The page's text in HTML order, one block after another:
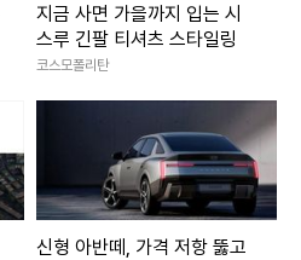
지금 사면 가을까지 입는 시
스루 긴팔 티셔츠 스타일링
코스모폴리탄
신형 아반떼, 가격 저항 뚫고